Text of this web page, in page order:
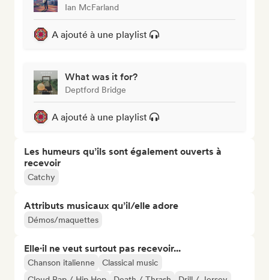
Ian McFarland
A ajouté à une playlist
What was it for?
Deptford Bridge
A ajouté à une playlist
Les humeurs qu’ils sont également ouverts à
recevoir
Catchy
Attributs musicaux qu’il/elle adore
Démos/maquettes
Elle·il ne veut surtout pas recevoir...
Chanson italienne
Classical music